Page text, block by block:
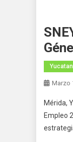
Yucatan
Marzo
Mérida,
Empleo